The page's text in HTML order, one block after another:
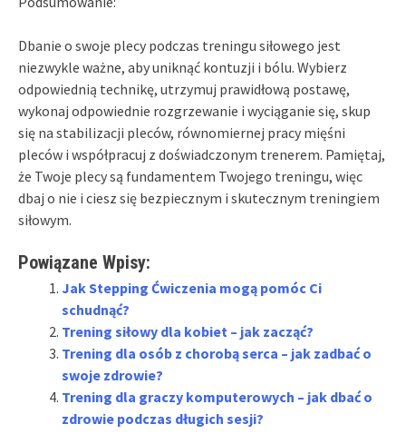
Dbanie o swoje plecy podczas treningu siłowego jest
niezwykle ważne, aby uniknąć kontuzji i bólu. Wybierz
odpowiednią technikę, utrzymuj prawidłową postawę,
wykonaj odpowiednie rozgrzewanie i wyciąganie się, skup
się na stabilizacji pleców, równomiernej pracy mięśni
pleców i współpracuj z doświadczonym trenerem. Pamiętaj,
że Twoje plecy są fundamentem Twojego treningu, więc
dbaj o nie i ciesz się bezpiecznym i skutecznym treningiem
siłowym.
Powiązane Wpisy:
Jak Stepping Ćwiczenia mogą pomóc Ci
schudnąć?
Trening siłowy dla kobiet – jak zacząć?
Trening dla osób z chorobą serca – jak zadbać o
swoje zdrowie?
Trening dla graczy komputerowych – jak dbać o
zdrowie podczas długich sesji?